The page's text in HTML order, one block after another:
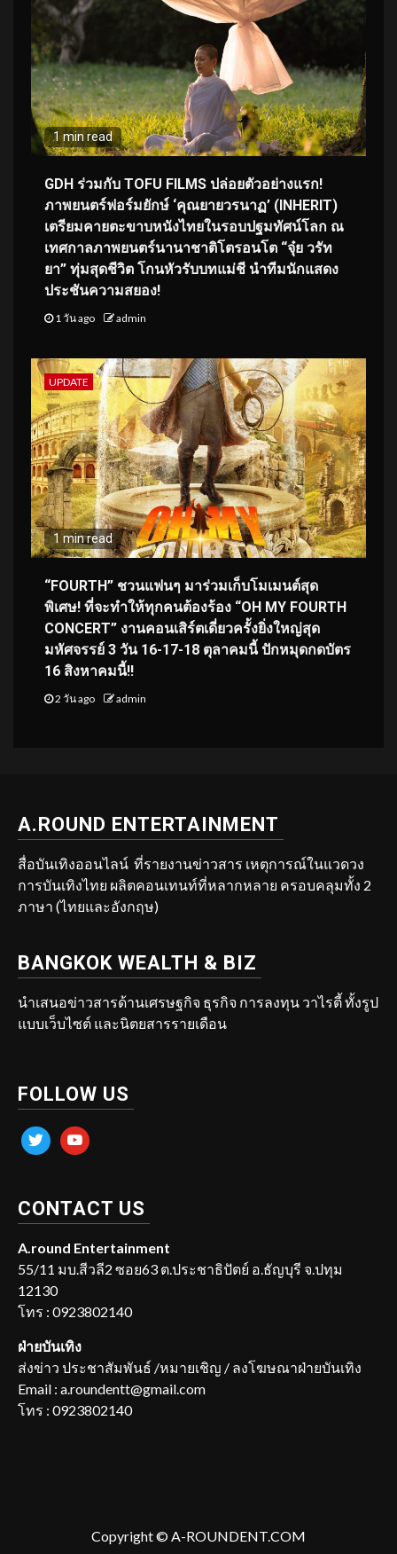
1 min read
GDH ร่วมกับ TOFU FILMS ปล่อยตัวอย่างแรก!
ภาพยนตร์ฟอร์มยักษ์ ‘คุณยายวรนาฏ’ (INHERIT)
เตรียมคายตะขาบหนังไทยในรอบปฐมทัศน์โลก ณ
เทศกาลภาพยนตร์นานาชาติโตรอนโต “จุ๋ย วรัท
ยา” ทุ่มสุดชีวิต โกนหัวรับบทแม่ชี นำทีมนักแสดง
ประชันความสยอง!
1 วัน ago admin
UPDATE
1 min read
“FOURTH” ชวนแฟนๆ มาร่วมเก็บโมเมนต์สุด
พิเศษ! ที่จะทำให้ทุกคนต้องร้อง “OH MY FOURTH
CONCERT” งานคอนเสิร์ตเดี่ยวครั้งยิ่งใหญ่สุด
มหัศจรรย์ 3 วัน 16-17-18 ตุลาคมนี้ ปักหมุดกดบัตร
16 สิงหาคมนี้!!
2 วัน ago admin
A.ROUND ENTERTAINMENT
สื่อบันเทิงออนไลน์ ที่รายงานข่าวสาร เหตุการณ์ในแวดวง
การบันเทิงไทย ผลิตคอนเทนท์ที่หลากหลาย ครอบคลุมทั้ง 2
ภาษา (ไทยและอังกฤษ)
BANGKOK WEALTH & BIZ
นำเสนอข่าวสารด้านเศรษฐกิจ ธุรกิจ การลงทุน วาไรตี้ ทั้งรูป
แบบเว็บไซต์ และนิตยสารรายเดือน
FOLLOW US
twitter youtube
CONTACT US
A.round Entertainment
55/11 มบ.สีวลี2 ซอย63 ต.ประชาธิปัตย์ อ.ธัญบุรี จ.ปทุม
12130
โทร : 0923802140
ฝ่ายบันเทิง
ส่งข่าว ประชาสัมพันธ์ /หมายเชิญ / ลงโฆษณาฝ่ายบันเทิง
Email : a.roundentt@gmail.com
โทร : 0923802140
Copyright © A-ROUNDENT.COM